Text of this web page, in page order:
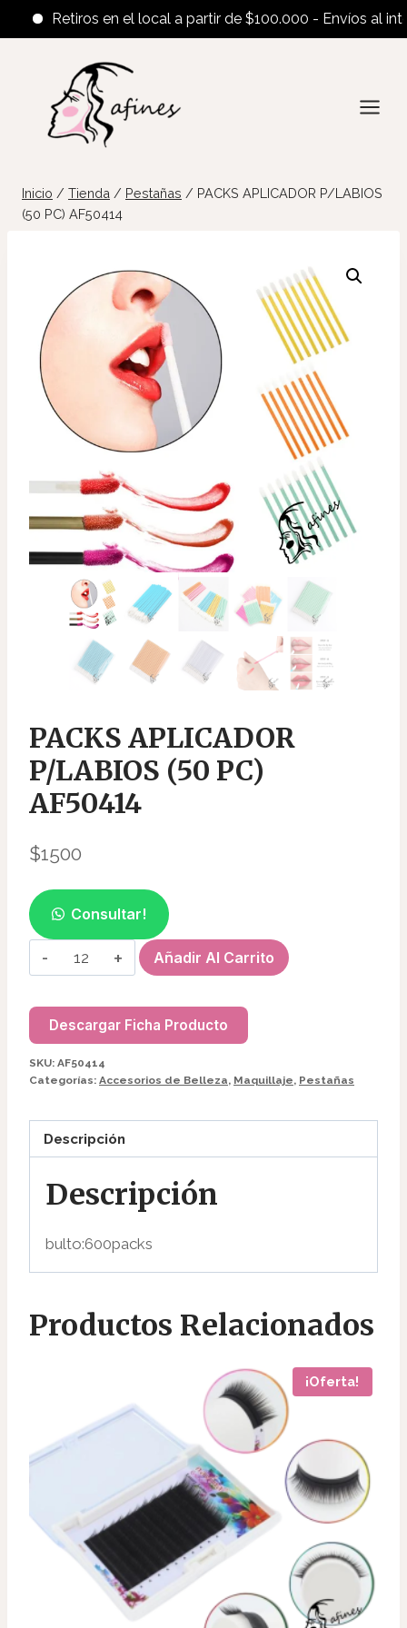
Retiros en el local a partir de $100.000 - Envíos al
contenido
Inicio / Tienda / Pestañas / PACKS APLICADOR P/LABIOS
(50 PC) AF50414
PACKS APLICADOR
P/LABIOS (50 PC)
AF50414
$1500
Consultar!
PACKS
APLICADOR
(50
PC)
AF50414
Añadir Al Carrito
Descargar Ficha Producto
SKU: AF50414
Categorías: Accesorios de Belleza, Maquillaje, Pestañas
Descripción
Descripción
bulto:600packs
Productos Relacionados
¡Oferta!